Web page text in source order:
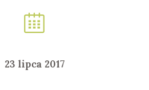
23 lipca 2017